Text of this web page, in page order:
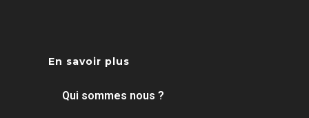
En savoir plus
Qui sommes nous ?